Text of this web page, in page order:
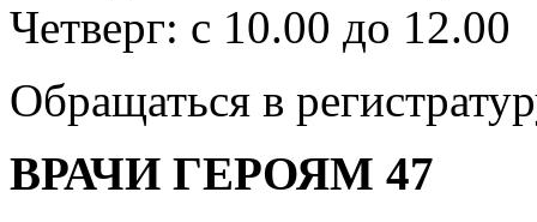
Четверг: с 10.00 до 12.00
Обращаться в
ВРАЧИ ГЕРОЯМ 47